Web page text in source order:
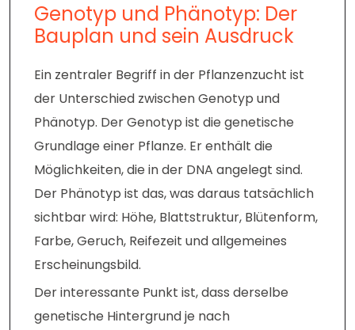
Genotyp und Phänotyp: Der
Bauplan und sein Ausdruck
Ein zentraler Begriff in der Pflanzenzucht ist
der Unterschied zwischen Genotyp und
Phänotyp. Der Genotyp ist die genetische
Grundlage einer Pflanze. Er enthält die
Möglichkeiten, die in der DNA angelegt sind.
Der Phänotyp ist das, was daraus tatsächlich
sichtbar wird: Höhe, Blattstruktur, Blütenform,
Farbe, Geruch, Reifezeit und allgemeines
Erscheinungsbild.
Der interessante Punkt ist, dass derselbe
genetische Hintergrund je nach